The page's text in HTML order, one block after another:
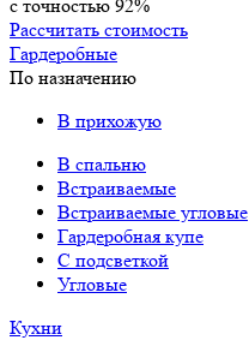
с точностью 92%
Рассчитать стоимость
Гардеробные
По назначению
В прихожую
В спальню
Встраиваемые
Встраиваемые угловые
Гардеробная купе
С подсветкой
Угловые
Кухни